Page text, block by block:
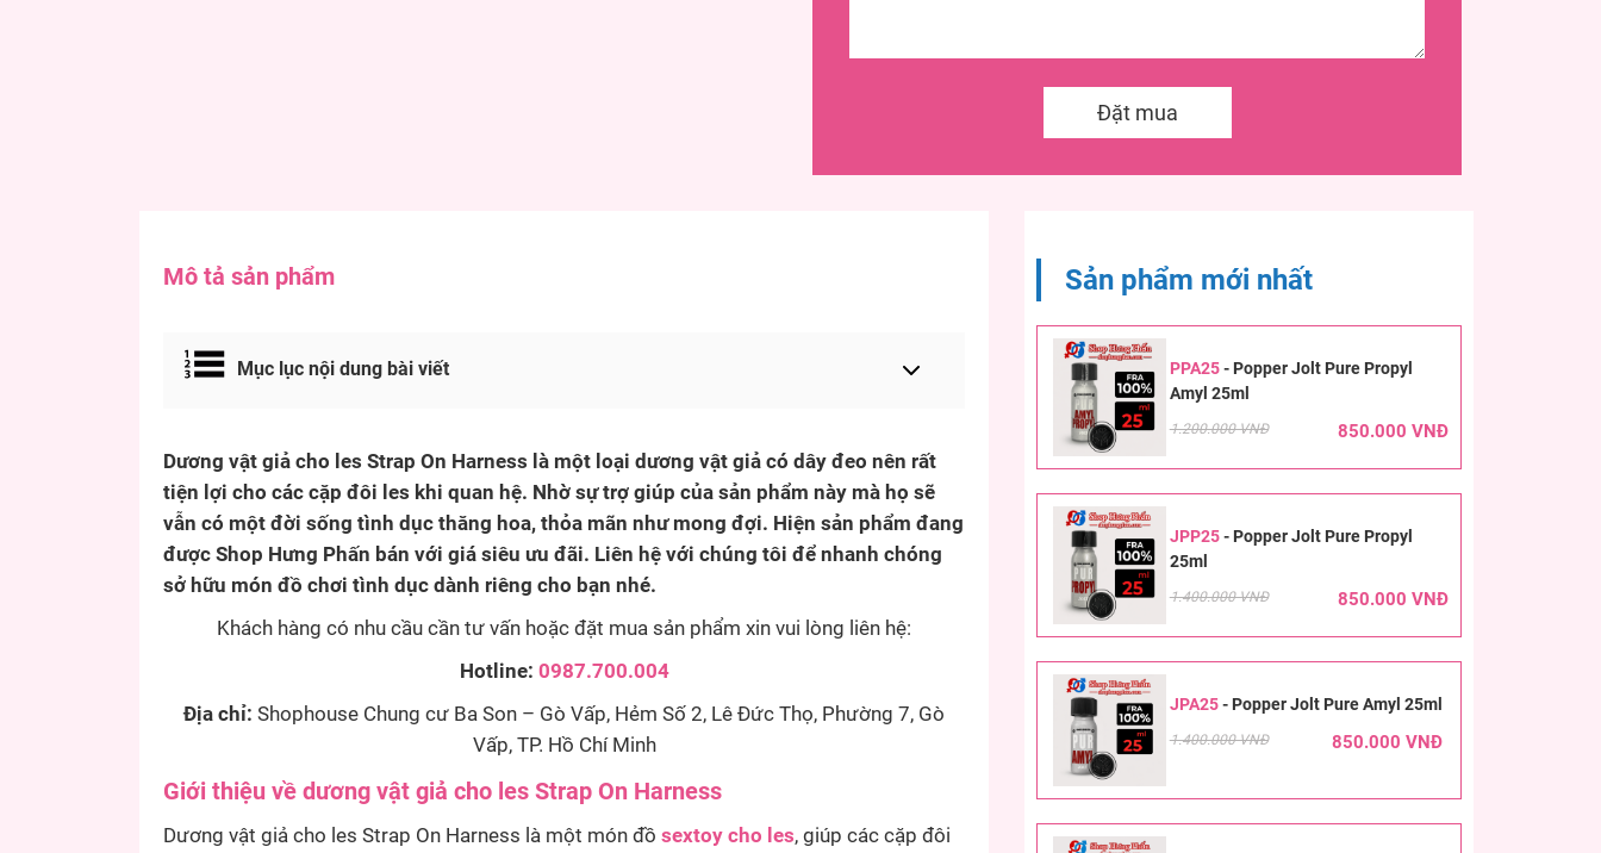
Đặt mua
Mô tả sản phẩm
Mục lục nội dung bài viết
Dương vật giả cho les Strap On Harness là một loại dương vật giả có dây đeo nên rất
tiện lợi cho các cặp đôi les khi quan hệ. Nhờ sự trợ giúp của sản phẩm này mà họ sẽ
vẫn có một đời sống tình dục thăng hoa, thỏa mãn như mong đợi. Hiện sản phẩm đang
được Shop Hưng Phấn bán với giá siêu ưu đãi. Liên hệ với chúng tôi để nhanh chóng
sở hữu món đồ chơi tình dục dành riêng cho bạn nhé.
Khách hàng có nhu cầu cần tư vấn hoặc đặt mua sản phẩm xin vui lòng liên hệ:
Hotline: 0987.700.004
Địa chỉ:Shophouse Chung cư Ba Son – Gò Vấp, Hẻm Số 2, Lê Đức Thọ, Phường 7, Gò
Vấp, TP. Hồ Chí Minh
Giới thiệu về dương vật giả cho les Strap On Harness
Dương vật giả cho les Strap On Harness là một món đồ sextoy cho les, giúp các cặp đôi
Sản phẩm mới nhất
PPA25- Popper Jolt Pure Propyl
Amyl 25ml
1.200.000 VNĐ 850.000 VNĐ
JPP25- Popper Jolt Pure Propyl
25ml
1.400.000 VNĐ 850.000 VNĐ
JPA25- Popper Jolt Pure Amyl 25ml
1.400.000 VNĐ 850.000 VNĐ